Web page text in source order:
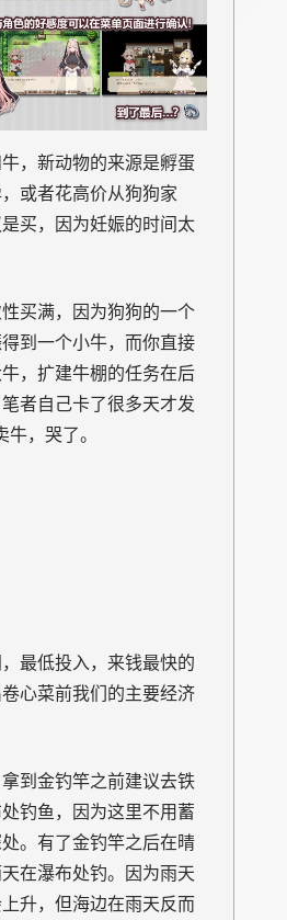
，新动物的来源是孵蛋
或者花高价从狗狗家
买，因为妊娠的时间太
买满，因为狗狗的一个
到一个小牛，而你直接
，扩建牛棚的任务在后
者自己卡了很多天才发
，哭了。
最低投入，来钱最快的
心菜前我们的主要经济
到金钓竿之前建议去铁
钓鱼，因为这里不用蓄
。有了金钓竿之后在晴
在瀑布处钓。因为雨天
升，但海边在雨天反而